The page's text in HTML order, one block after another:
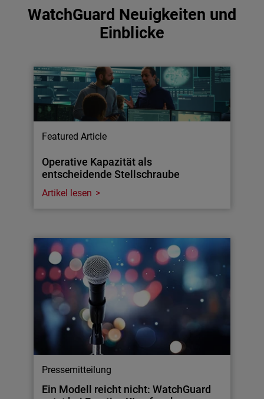
WatchGuard Neuigkeiten und
Einblicke
Featured Article
Operative Kapazität als
entscheidende Stellschraube
Artikel lesen
Pressemitteilung
Ein Modell reicht nicht: WatchGuard